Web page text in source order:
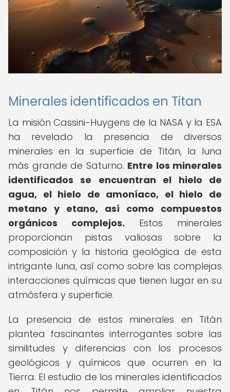
Minerales identificados en Titan
La misión Cassini-Huygens de la NASA y la ESA
ha revelado la presencia de diversos
minerales en la superficie de Titán, la luna
más grande de Saturno. Entre los minerales
identificados se encuentran el hielo de
agua, el hielo de amoníaco, el hielo de
metano y etano, así como compuestos
orgánicos complejos. Estos minerales
proporcionan pistas valiosas sobre la
composición y la historia geológica de esta
intrigante luna, así como sobre las complejas
interacciones químicas que tienen lugar en su
atmósfera y superficie.
La presencia de estos minerales en Titán
plantea fascinantes interrogantes sobre las
similitudes y diferencias con los procesos
geológicos y químicos que ocurren en la
Tierra. El estudio de los minerales identificados